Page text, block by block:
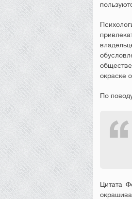
окраске
По
Цитата